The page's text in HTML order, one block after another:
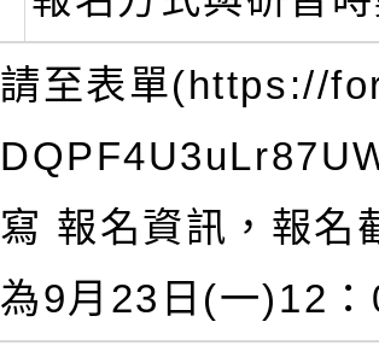
請至表單(https://
寫 報名資訊，報名
為9月23日(一)12